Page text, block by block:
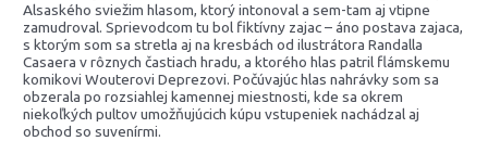
Alsaského sviežim hlasom, ktorý intonoval a sem-tam aj vtipne
zamudroval. Sprievodcom tu bol fiktívny zajac – áno postava zajaca,
s ktorým som sa stretla aj na kresbách od ilustrátora Randalla
Casaera v rôznych častiach hradu, a ktorého hlas patril flámskemu
komikovi Wouterovi Deprezovi. Počúvajúc hlas nahrávky som sa
obzerala po rozsiahlej kamennej miestnosti, kde sa okrem
niekoľkých pultov umožňujúcich kúpu vstupeniek nachádzal aj
obchod so suvenírmi.